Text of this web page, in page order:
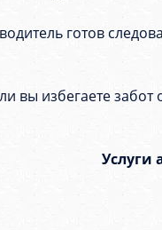
готов
вы избегаете
Услуги